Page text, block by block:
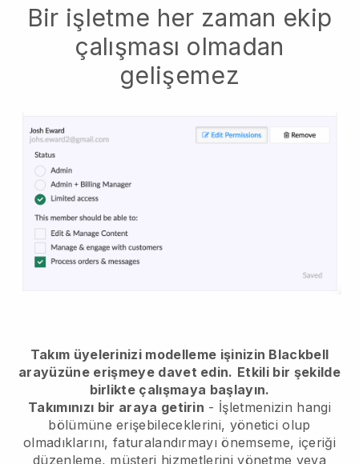
Bir işletme her zaman ekip
çalışması olmadan
gelişemez
Takım üyelerinizi modelleme işinizin Blackbell
arayüzüne erişmeye davet edin. Etkili bir şekilde
birlikte çalışmaya başlayın.
Takımınızı bir araya getirin - İşletmenizin hangi
bölümüne erişebileceklerini, yönetici olup
olmadıklarını, faturalandırmayı önemseme, içeriği
düzenleme, müşteri hizmetlerini yönetme veya